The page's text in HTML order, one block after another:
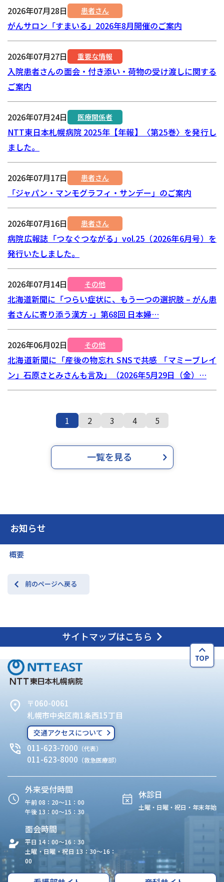
お知らせ
概要
前のページへ戻る
2026年07月28日 患者さん
がんサロン「すまいる」2026年8月開催のご案内
2026年07月27日 重要な情報
入院患者さんの面会・付き添い・荷物の受け渡しに関する
ご案内
2026年07月24日 医療関係者
NTT東日本札幌病院 2025年【年報】〈第25巻〉を発行し
ました。
2026年07月17日 患者さん
「ジャパン・マンモグラフィ・サンデー」のご案内
2026年07月16日 患者さん
病院広報誌「つなぐつながる」vol.25（2026年6月号）を
発行いたしました。
2026年07月14日 その他
北海道新聞に「つらい症状に、もう一つの選択肢 – がん患
者さんに寄り添う漢方 -」第68回 日本婦…
2026年06月02日 その他
北海道新聞に「産後の物忘れ SNSで共感 「マミーブレイ
ン」石原さとみさんも言及」（2026年5月29日（金）…
1 2 3 4 5
一覧を見る
サイトマップはこちら
〒060-0061
札幌市中央区南1条西15丁目
交通アクセスについて
011-623-7000 （代表）
011-623-8000 （救急医療部）
外来受付時間
午前 08：20〜11：00
午後 13：00〜15：30
休診日
土曜・日曜・祝日・年末年始
面会時間
平日 14：00〜16：30
土曜・日曜・祝日 13：30〜16：
00